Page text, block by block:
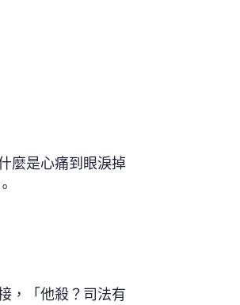
麼是心痛到眼淚掉
，「他殺？司法有